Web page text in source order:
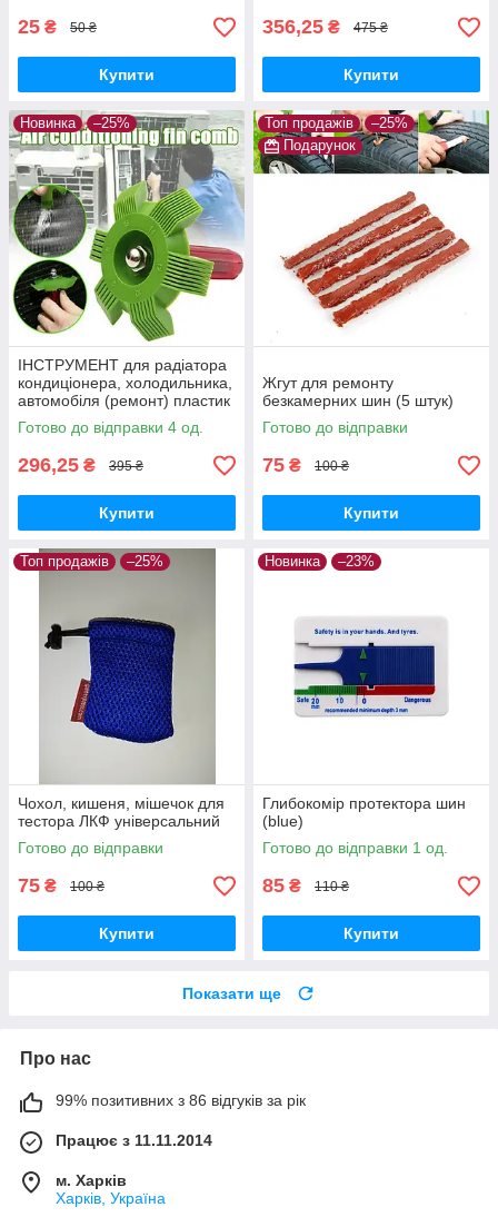
25 ₴ 50 ₴
Купити
356,25 ₴ 475 ₴
Купити
Новинка –25%
ІНСТРУМЕНТ для радіатора
кондиціонера, холодильника,
автомобіля (ремонт) пластик
Готово до відправки 4 од.
296,25 ₴ 395 ₴
Купити
Топ продажів
–25%
Подарунок
Жгут для ремонту
безкамерних шин (5 штук)
Готово до відправки
75 ₴ 100 ₴
Купити
Топ продажів –25%
Чохол, кишеня, мішечок для
тестора ЛКФ універсальний
Готово до відправки
75 ₴ 100 ₴
Купити
Новинка –23%
Глибокомір протектора шин
(blue)
Готово до відправки 1 од.
85 ₴ 110 ₴
Купити
Показати ще
Про нас
99% позитивних з 86 відгуків за рік
Працює з 11.11.2014
м. Харків
Харків, Україна